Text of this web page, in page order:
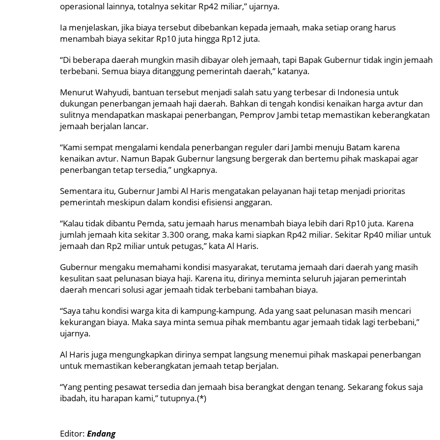
operasional lainnya, totalnya sekitar Rp42 miliar,” ujarnya.
Ia menjelaskan, jika biaya tersebut dibebankan kepada jemaah, maka setiap orang harus
menambah biaya sekitar Rp10 juta hingga Rp12 juta.
“Di beberapa daerah mungkin masih dibayar oleh jemaah, tapi Bapak Gubernur tidak ingin jemaah
terbebani. Semua biaya ditanggung pemerintah daerah,” katanya.
Menurut Wahyudi, bantuan tersebut menjadi salah satu yang terbesar di Indonesia untuk
dukungan penerbangan jemaah haji daerah. Bahkan di tengah kondisi kenaikan harga avtur dan
sulitnya mendapatkan maskapai penerbangan, Pemprov Jambi tetap memastikan keberangkatan
jemaah berjalan lancar.
“Kami sempat mengalami kendala penerbangan reguler dari Jambi menuju Batam karena
kenaikan avtur. Namun Bapak Gubernur langsung bergerak dan bertemu pihak maskapai agar
penerbangan tetap tersedia,” ungkapnya.
Sementara itu, Gubernur Jambi Al Haris mengatakan pelayanan haji tetap menjadi prioritas
pemerintah meskipun dalam kondisi efisiensi anggaran.
“Kalau tidak dibantu Pemda, satu jemaah harus menambah biaya lebih dari Rp10 juta. Karena
jumlah jemaah kita sekitar 3.300 orang, maka kami siapkan Rp42 miliar. Sekitar Rp40 miliar untuk
jemaah dan Rp2 miliar untuk petugas,” kata Al Haris.
Gubernur mengaku memahami kondisi masyarakat, terutama jemaah dari daerah yang masih
kesulitan saat pelunasan biaya haji. Karena itu, dirinya meminta seluruh jajaran pemerintah
daerah mencari solusi agar jemaah tidak terbebani tambahan biaya.
“Saya tahu kondisi warga kita di kampung-kampung. Ada yang saat pelunasan masih mencari
kekurangan biaya. Maka saya minta semua pihak membantu agar jemaah tidak lagi terbebani,”
ujarnya.
Al Haris juga mengungkapkan dirinya sempat langsung menemui pihak maskapai penerbangan
untuk memastikan keberangkatan jemaah tetap berjalan.
“Yang penting pesawat tersedia dan jemaah bisa berangkat dengan tenang. Sekarang fokus saja
ibadah, itu harapan kami,” tutupnya.(*)
Editor: Endang